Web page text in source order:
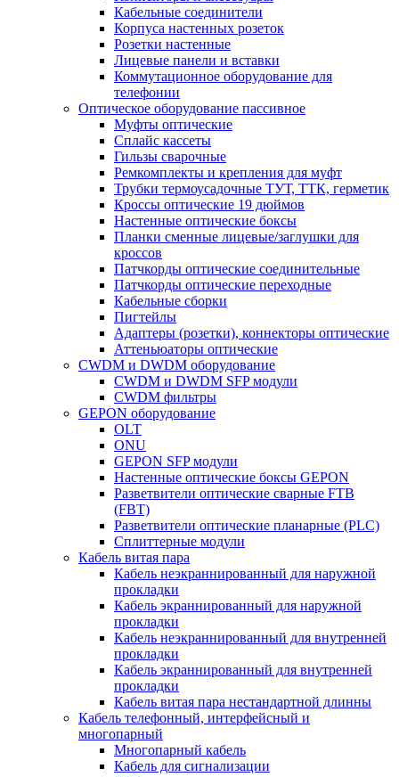
Кабельные соединители
Корпуса настенных розеток
Розетки настенные
Лицевые панели и вставки
Коммутационное оборудование для
телефонии
Оптическое оборудование пассивное
Муфты оптические
Сплайс кассеты
Гильзы сварочные
Ремкомплекты и крепления для муфт
Трубки термоусадочные ТУТ, ТТК, герметик
Кроссы оптические 19 дюймов
Настенные оптические боксы
Планки сменные лицевые/заглушки для
кроссов
Патчкорды оптические соединительные
Патчкорды оптические переходные
Кабельные сборки
Пигтейлы
Адаптеры (розетки), коннекторы оптические
Аттеньюаторы оптические
CWDM и DWDM оборудование
CWDM и DWDM SFP модули
CWDM фильтры
GEPON оборудование
OLT
ONU
GEPON SFP модули
Настенные оптические боксы GEPON
Разветвители оптические сварные FTB
(FBT)
Разветвители оптические планарные (PLC)
Сплиттерные модули
Кабель витая пара
Кабель неэкраннированный для наружной
прокладки
Кабель экраннированный для наружной
прокладки
Кабель неэкраннированный для внутренней
прокладки
Кабель экраннированный для внутренней
прокладки
Кабель витая пара нестандартной длинны
Кабель телефонный, интерфейсный и
многопарный
Многопарный кабель
Кабель для сигнализации